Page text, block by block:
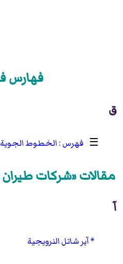
فهارس
ق
☰ الخطوط الجوية
مقالات «شركات طيران
آ
آير شاتل النرويجية